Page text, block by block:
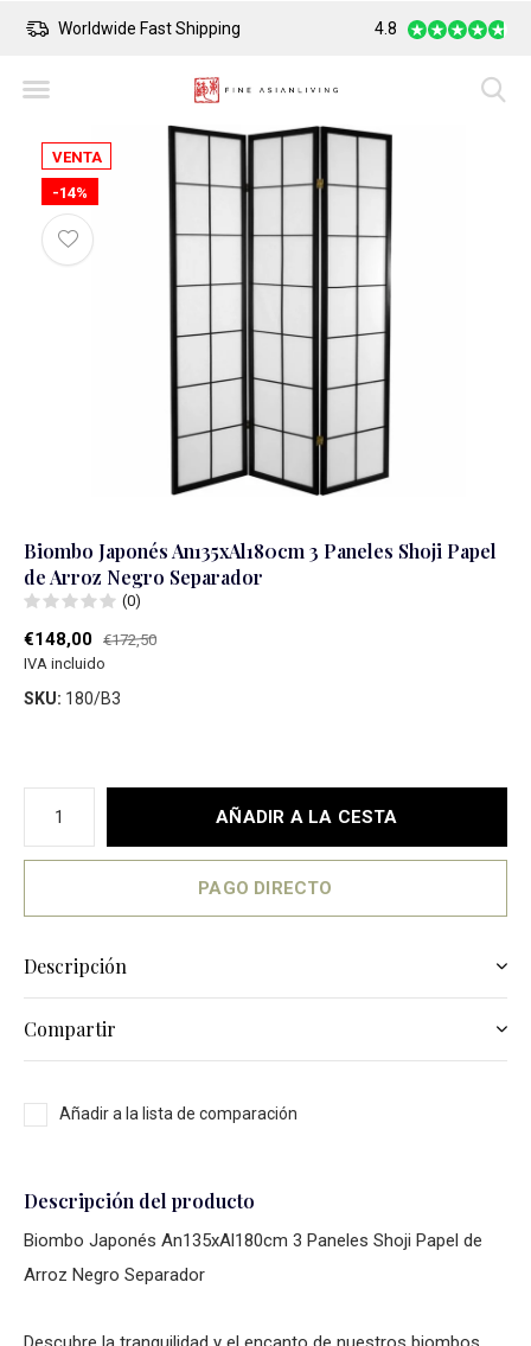
Worldwide Fast Shipping Safe Payment
4.8
VENTA
-14%
Biombo Japonés An135xAl180cm 3 Paneles Shoji Papel
de Arroz Negro Separador
(0)
€148,00 €172,50
IVA incluido
SKU: 180/B3
AÑADIR A LA CESTA
PAGO DIRECTO
Descripción
Compartir
Añadir a la lista de comparación
Descripción del producto
Biombo Japonés An135xAl180cm 3 Paneles Shoji Papel de
Arroz Negro Separador